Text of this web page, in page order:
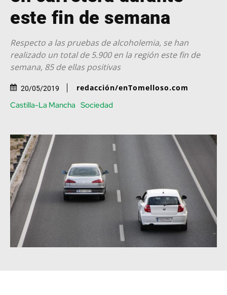
este fin de semana
Respecto a las pruebas de alcoholemia, se han
realizado un total de 5.900 en la región este fin de
semana, 85 de ellas positivas
20/05/2019 redacción/enTomelloso.com
Castilla-La Mancha Sociedad